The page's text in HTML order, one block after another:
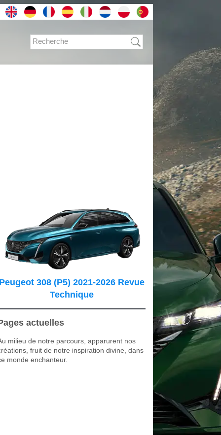
308 (P5) 2021-2026 Revue
Technique
actuelles
milieu de notre parcours, apparurent nos
fruit de notre inspiration divine, dans
monde enchanteur.